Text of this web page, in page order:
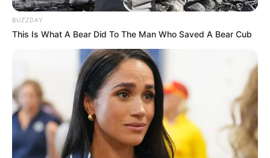
BUZZDAY
This Is What A Bear Did To The Man Who Saved A Bear Cub